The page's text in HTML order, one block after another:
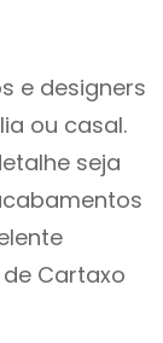
e designers
ou casal.
seja
Cartaxo